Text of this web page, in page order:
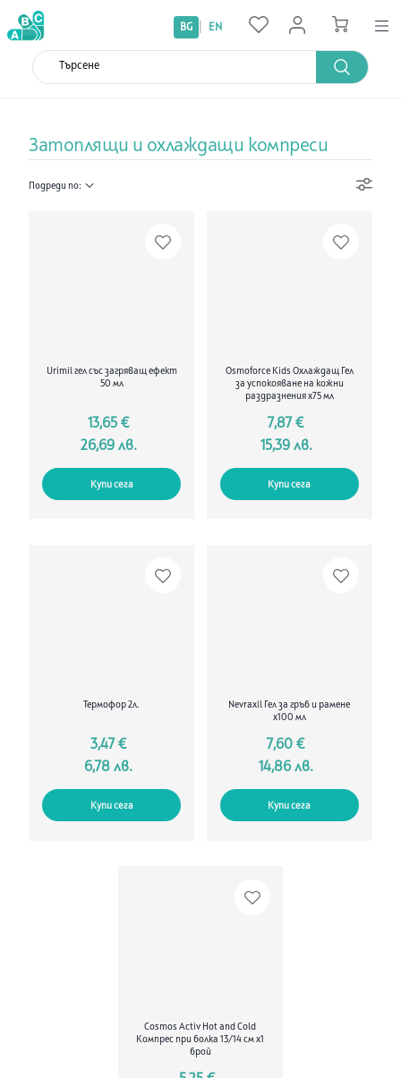
BG EN
Затоплящи и охлаждащи компреси
Подреди по:
Urimil гел със загряващ ефект
50 мл
13,65 €
26,69 лв.
Купи сега
Osmoforce Kids Охлаждащ Гел
за успокояване на кожни
раздразнения х75 мл
7,87 €
15,39 лв.
Купи сега
Термофор 2л.
3,47 €
6,78 лв.
Купи сега
Nevraxil Гел за гръб и рамене
х100 мл
7,60 €
14,86 лв.
Купи сега
Cosmos Activ Hot and Cold
Компрес при болка 13/14 см х1
брой